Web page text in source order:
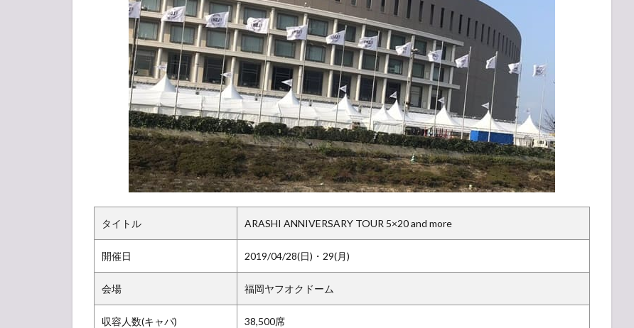
時の
本人
確認
実施
状況
ARASHI
ANNIVERSARY
TOUR 5×20 ツ
アー日程・スケ
ジュール
ンケ
ー
ト】
人気
所
タイトル ARASHI ANNIVERSARY TOUR 5×20 and more
開催日 2019/04/28(日)・29(月)
会場 福岡ヤフオクドーム
収容人数(キャパ) 38,500席